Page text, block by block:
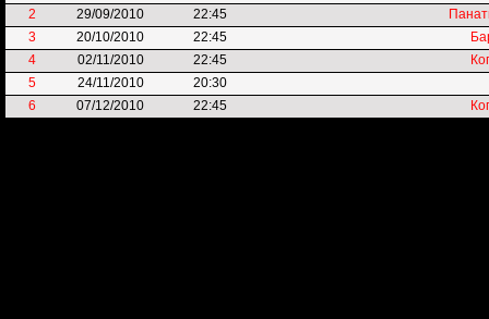
2
29/09/2010 22:45
3
20/10/2010 22:45
4
02/11/2010 22:45
5
24/11/2010
20:30
6
07/12/2010 22:45